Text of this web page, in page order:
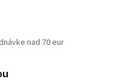
nad 70 eur